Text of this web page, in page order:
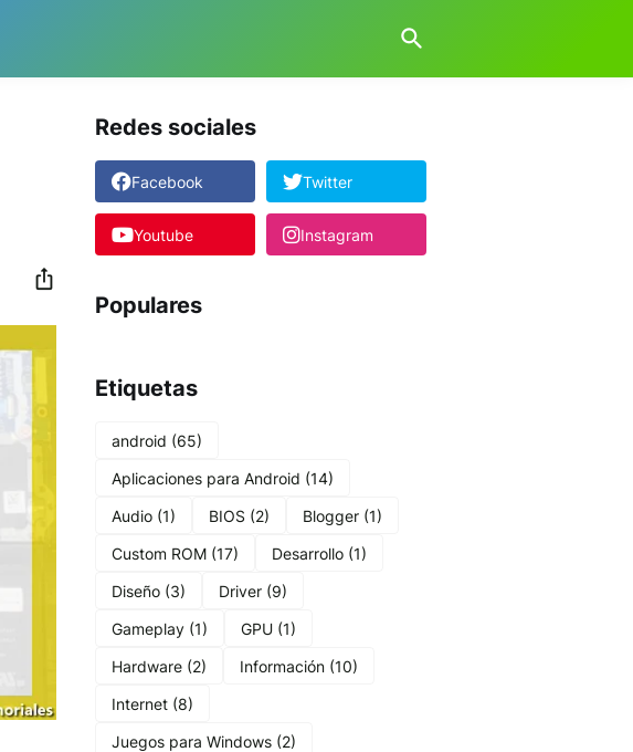
Redes sociales
Facebook Twitter
Youtube Instagram
Populares
Etiquetas
android (65)
Aplicaciones para Android (14)
Audio (1) BIOS (2) Blogger (1)
Custom ROM (17) Desarrollo (1)
Diseño (3) Driver (9)
Gameplay (1) GPU (1)
Hardware (2) Información (10)
Internet (8)
Juegos para Windows (2)